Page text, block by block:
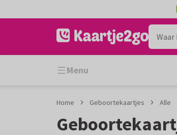
naar
naar
Menu
Home Geboortekaartjes Alle